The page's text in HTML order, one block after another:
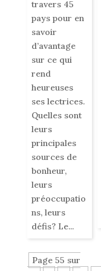
travers 45
pays pour en
savoir
d’avantage
sur ce qui
rend
heureuses
ses lectrices.
Quelles sont
leurs
principales
sources de
bonheur,
leurs
préoccupatio
ns, leurs
défis? Le...
Page 55 sur